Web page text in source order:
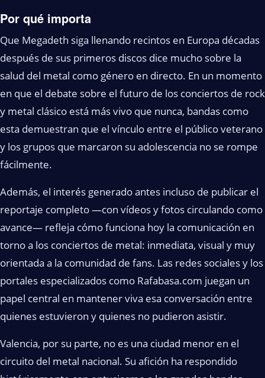
Por qué importa
Que Megadeth siga llenando recintos en Europa décadas
después de sus primeros discos dice mucho sobre la
salud del metal como género en directo. En un momento
en que el debate sobre el futuro de los conciertos de rock
y metal clásico está más vivo que nunca, bandas como
esta demuestran que el vínculo entre el público veterano
y los grupos que marcaron su adolescencia no se rompe
fácilmente.
Además, el interés generado antes incluso de publicar el
reportaje completo —con vídeos y fotos circulando como
avance— refleja cómo funciona hoy la comunicación en
torno a los conciertos de metal: inmediata, visual y muy
orientada a la comunidad de fans. Las redes sociales y los
portales especializados como Rafabasa.com juegan un
papel central en mantener viva esa conversación entre
quienes estuvieron y quienes no pudieron asistir.
Valencia, por su parte, no es una ciudad menor en el
circuito del metal nacional. Su afición ha respondido